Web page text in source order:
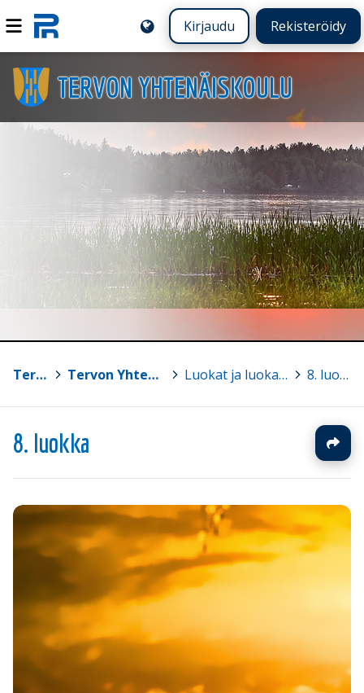
Kirjaudu Rekisteröidy
TERVON YHTENÄISKOULU
Tervo > Tervon Yhtenäiskoulu > Luokat ja luokanohjaajat > 8. luokka
8. luokka